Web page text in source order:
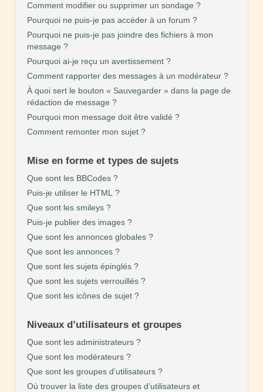
Comment modifier ou supprimer un sondage ?
Pourquoi ne puis-je pas accéder à un forum ?
Pourquoi ne puis-je pas joindre des fichiers à mon
message ?
Pourquoi ai-je reçu un avertissement ?
Comment rapporter des messages à un modérateur ?
À quoi sert le bouton « Sauvegarder » dans la page de
rédaction de message ?
Pourquoi mon message doit être validé ?
Comment remonter mon sujet ?
Mise en forme et types de sujets
Que sont les BBCodes ?
Puis-je utiliser le HTML ?
Que sont les smileys ?
Puis-je publier des images ?
Que sont les annonces globales ?
Que sont les annonces ?
Que sont les sujets épinglés ?
Que sont les sujets verrouillés ?
Que sont les icônes de sujet ?
Niveaux d’utilisateurs et groupes
Que sont les administrateurs ?
Que sont les modérateurs ?
Que sont les groupes d’utilisateurs ?
Où trouver la liste des groupes d’utilisateurs et